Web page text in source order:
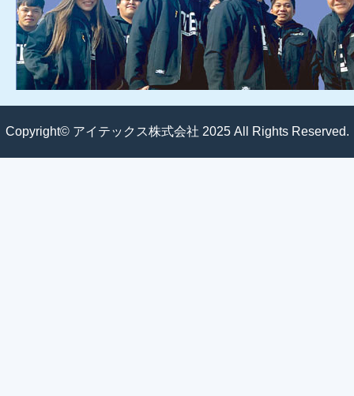
Copyright© アイテックス株式会社 2025 All Rights Reserved.